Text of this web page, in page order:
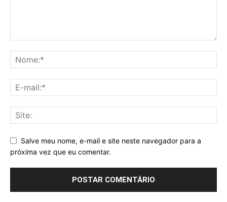
Salve meu nome, e-mail e site neste navegador para a
próxima vez que eu comentar.